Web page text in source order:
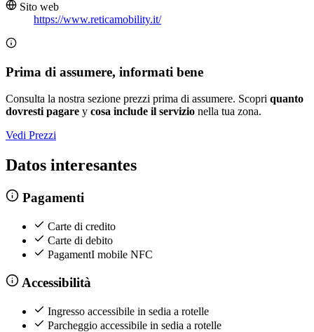
Sito web
https://www.reticamobility.it/
Prima di assumere, informati bene
Consulta la nostra sezione prezzi prima di assumere. Scopri quanto
dovresti pagare y cosa include il servizio nella tua zona.
Vedi Prezzi
Datos interesantes
Pagamenti
Carte di credito
Carte di debito
PagamentI mobile NFC
Accessibilità
Ingresso accessibile in sedia a rotelle
Parcheggio accessibile in sedia a rotelle